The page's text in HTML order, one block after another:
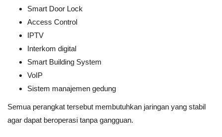
Smart Door Lock
Access Control
IPTV
Interkom digital
Smart Building System
VoIP
Sistem manajemen gedung
Semua perangkat tersebut membutuhkan jaringan yang stabil
agar dapat beroperasi tanpa gangguan.